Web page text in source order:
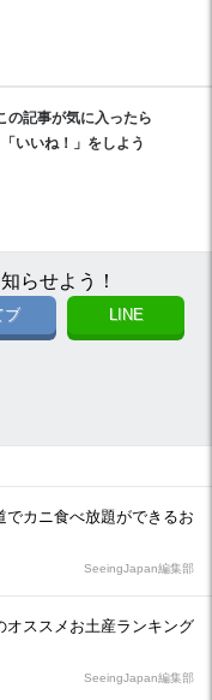
の記事が気に入ったら
「いいね！」をしよう
らせよう！
ブ LINE
カニ食べ放題ができるお
SeeingJapan編集部
オススメお土産ランキング
SeeingJapan編集部